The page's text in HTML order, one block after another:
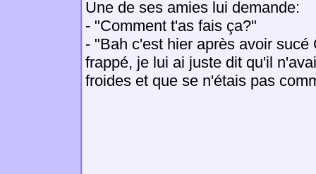
Une de ses amies lui demande:
- "Comment t'as fais ça?"
- "Bah c'est hier après avoir sucé
frappé, je lui ai juste dit qu'il
froides et que se n'étais pas